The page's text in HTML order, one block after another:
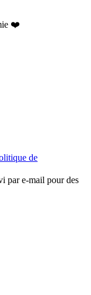
❤️
de
par e-mail pour des